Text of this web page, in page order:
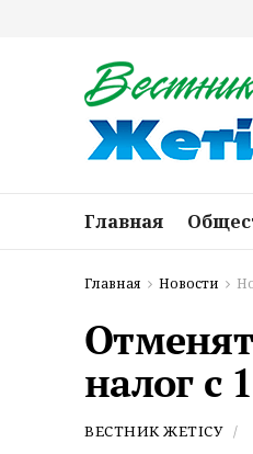
Главная
Главная Новости
налог с
ВЕСТНИК ЖЕТІСУ